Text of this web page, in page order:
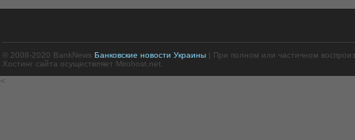
© 2008-2020 BankNews Банковские новости Украины| При полном или частичном
Хостинг сайта осуществляет Mirohost.net.
<